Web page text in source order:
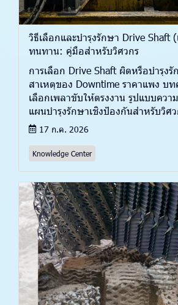
วิธีเลือกและบำรุงรักษา Drive Shaft
ทนทาน: คู่มือสำหรับวิศวกร
การเลือก Drive Shaft ผิดหรือบำรุง
สาเหตุของ Downtime ราคาแพง บท
เลือกเพลาขับให้ตรงงาน รูปแบบควา
แผนบำรุงรักษาเชิงป้องกันสำหรับวิศ
17 ก.ค. 2026
Knowledge Center